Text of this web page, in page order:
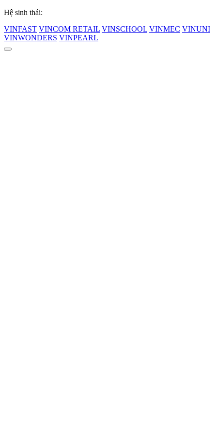
Hệ sinh thái:
VINFAST VINCOM RETAIL VINSCHOOL VINMEC VINUNI
VINWONDERS VINPEARL